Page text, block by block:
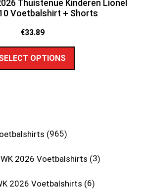
Thuistenue Kinderen Lionel
Voetbalshirt + Shorts
€33.89
OPTIONS
965
2026 Voetbalshirts 3
2026 Voetbalshirts 6